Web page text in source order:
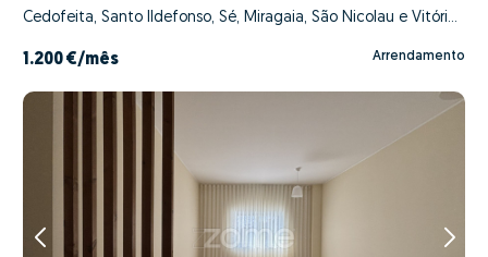
Cedofeita, Santo Ildefonso, Sé, Miragaia, São Nicolau e Vitória, Porto, Porto
1.200 €/mês Arrendamento